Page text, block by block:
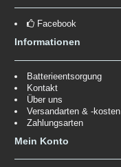
Facebook
Informationen
Batterieentsorgung
Kontakt
Über uns
Versandarten & -kosten
Zahlungsarten
Mein Konto